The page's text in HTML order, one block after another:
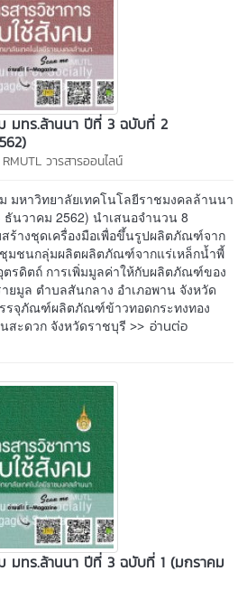
ม มทร.ล้านนา ปีที่ 3 ฉบับที่ 2
RMUTL วารสารออนไลน์
มหาวิทยาลัยเทคโนโลยีราชมงคลล้านนา
นวาคม 2562) นำเสนอจำนวน 8
ร้างชุดเครื่องมือเพื่อขึ้นรูปผลิตภัณฑ์จาก
มชนกลุ่มผลิตผลิตภัณฑ์จากแร่เหล็กน้ำพี้
ตรดิตถ์ การเพิ่มมูลค่าให้กับผลิตภัณฑ์ของ
ยมูล ตำบลสันกลาง อำเภอพาน จังหวัด
รจุภัณฑ์ผลิตภัณฑ์ข้าวทอดกระทงทอง
สะดวก จังหวัดราชบุรี >> อ่านต่อ
ม มทร.ล้านนา ปีที่ 3 ฉบับที่ 1 (มกราคม